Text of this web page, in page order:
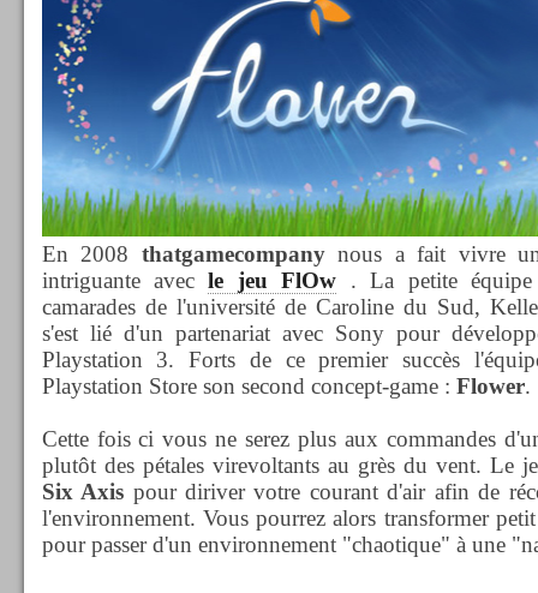
En 2008 thatgamecompanynous a fait vivre
intriguante avecle jeu FlOw . La petite équipe
camarades de l'université de Caroline du Sud,
s'est lié d'un partenariat avec Sony pour
Playstation 3. Forts de ce premier succès
Playstation Store son second concept-game : Flower.
Cette fois ci vous ne serez plus aux commandes
plutôt des pétales virevoltants au grès du vent. Le
Six Axis pour diriver votre courant d'air afin de
l'environnement. Vous pourrez alors transformer
pour passer d'un environnement "chaotique" à une